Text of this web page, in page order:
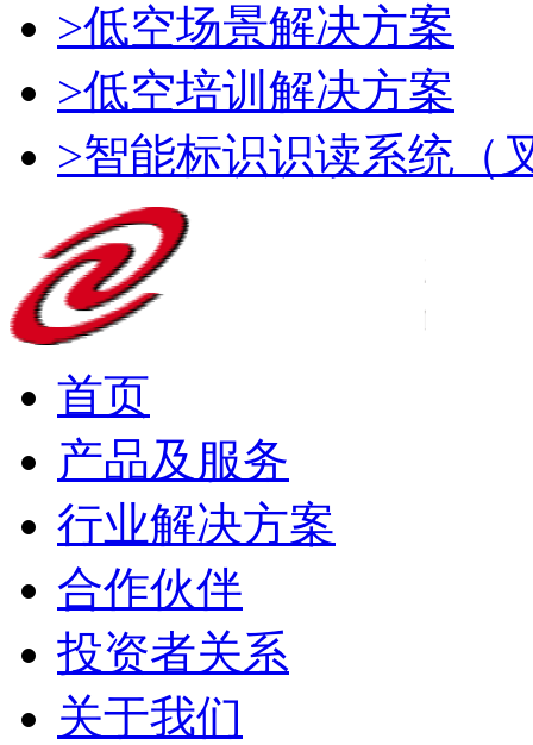
>低空场景解决方案
>低空培训解决方案
>智能标识识读系统（
首页
产品及服务
行业解决方案
合作伙伴
投资者关系
关于我们